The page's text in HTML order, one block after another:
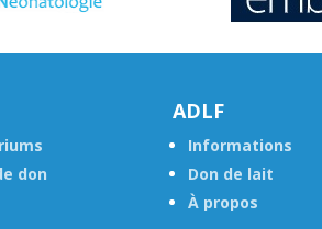
don
ADLF
Informations
Don de lait
À propos